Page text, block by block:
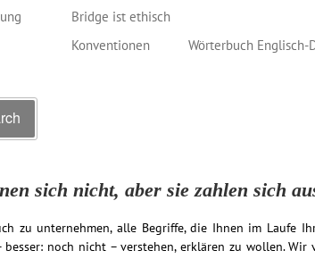
Bridge ist ethisch
Konventionen Wörterbuch Englisch-
sich nicht, aber sie zahlen sich
zu unternehmen, alle Begriffe, die Ihnen im Laufe
noch nicht – verstehen, erklären zu wollen. Wir